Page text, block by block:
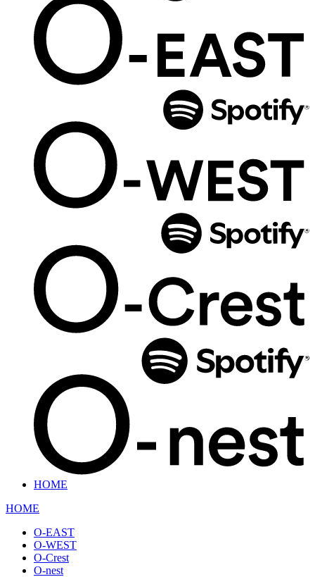
HOME
HOME
O-EAST
O-WEST
O-Crest
O-nest